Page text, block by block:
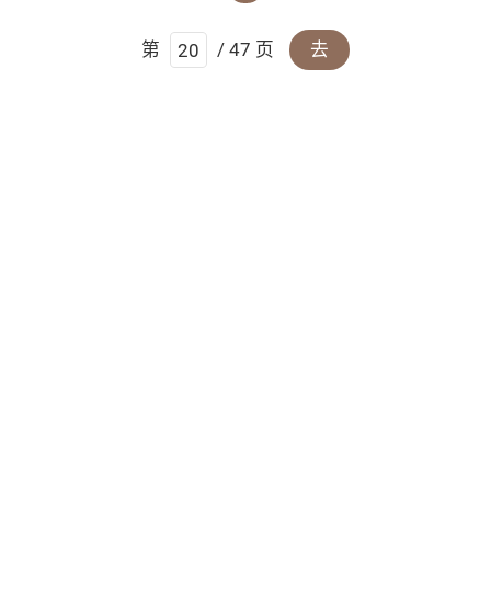
第 / 47 页 去